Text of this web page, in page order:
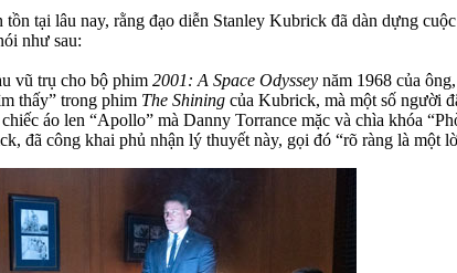
tại lâu nay, rằng đạo diễn Stanley Kubrick đã dàn dựng
như sau:
vũ trụ cho bộ phim 2001: A Space Odyssey năm 1968 của
thấy” trong phim The Shining của Kubrick, mà một số người
áo len “Apollo” mà Danny Torrance mặc và chìa khóa
đã công khai phủ nhận lý thuyết này, gọi đó “rõ ràng là một